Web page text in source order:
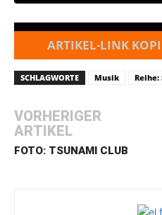
ARTIKEL-LINK
SCHLAGWORTE Musik Reihe:
VORHERIGER
ARTIKEL
FOTO: TSUNAMI CLUB